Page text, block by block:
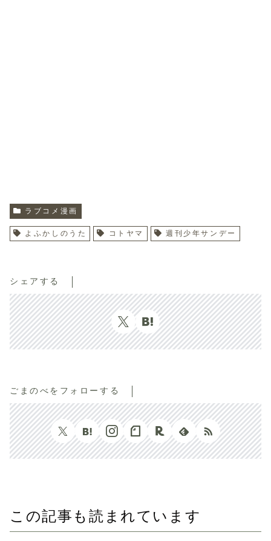
ラブコメ漫画
よふかしのうた コトヤマ 週刊少年サンデー
シェアする
ごまのべをフォローする
この記事も読まれています